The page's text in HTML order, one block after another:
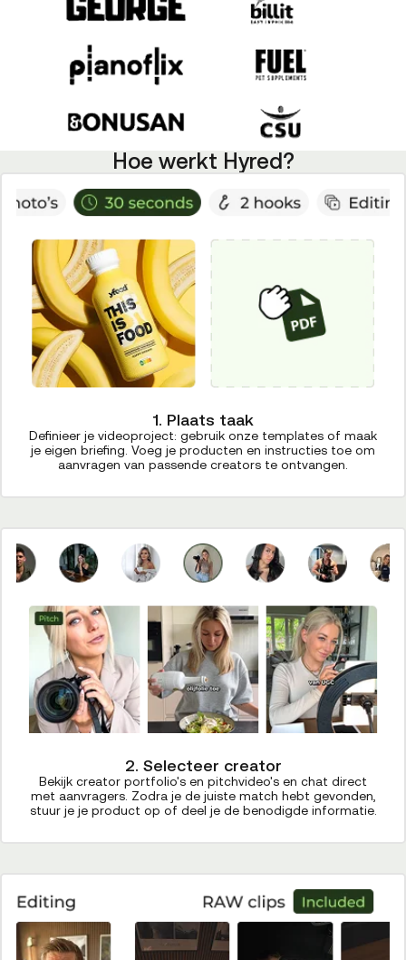
Hoe werkt Hyred?
1. Plaats taak
Definieer je videoproject: gebruik onze templates of maak
je eigen briefing. Voeg je producten en instructies toe om
aanvragen van passende creators te ontvangen.
2. Selecteer creator
Bekijk creator portfolio's en pitchvideo's en chat direct
met aanvragers. Zodra je de juiste match hebt gevonden,
stuur je je product op of deel je de benodigde informatie.